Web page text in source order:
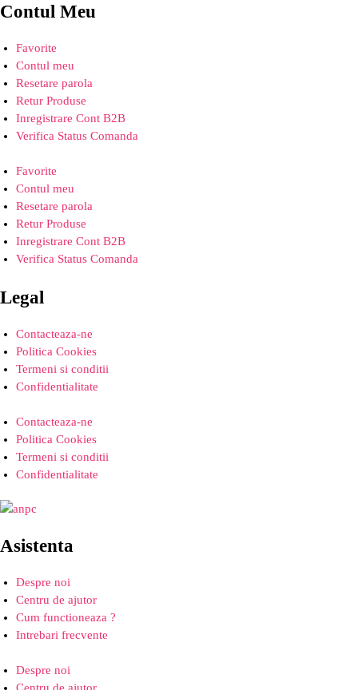
Contul Meu
Favorite
Contul meu
Resetare parola
Retur Produse
Inregistrare Cont B2B
Verifica Status Comanda
Favorite
Contul meu
Resetare parola
Retur Produse
Inregistrare Cont B2B
Verifica Status Comanda
Legal
Contacteaza-ne
Politica Cookies
Termeni si conditii
Confidentialitate
Contacteaza-ne
Politica Cookies
Termeni si conditii
Confidentialitate
Asistenta
Despre noi
Centru de ajutor
Cum functioneaza ?
Intrebari frecvente
Despre noi
Centru de ajutor